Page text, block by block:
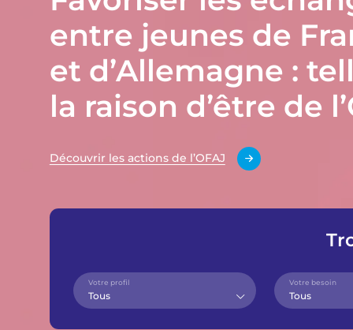
entre jeunes de
et d’Allemagne :
la raison d’être de
Découvrir les actions de l’OFAJ
Votre profil
Tous
Votre besoin
Tous